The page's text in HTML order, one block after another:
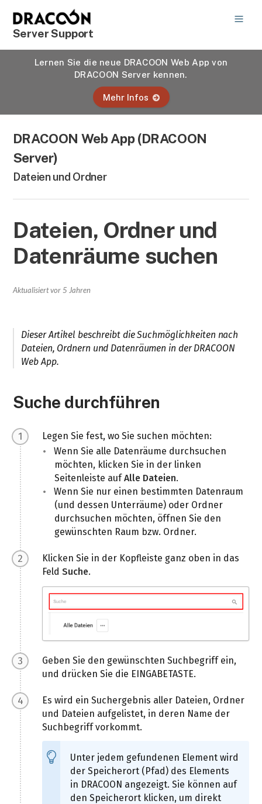
Server Support
Lernen Sie die neue DRACOON Web App von
DRACOON Server kennen.
Mehr Infos
DRACOON Web App (DRACOON
Server)
Dateien und Ordner
Dateien, Ordner und
Datenräume suchen
Aktualisiertvor 5 Jahren
Dieser Artikel beschreibt die Suchmöglichkeiten nach
Dateien, Ordnern und Datenräumen in der DRACOON
Web App.
Suche durchführen
Legen Sie fest, wo Sie suchen möchten:
Wenn Sie alle Datenräume durchsuchen
möchten, klicken Sie in der linken
Seitenleiste aufAlle Dateien.
Wenn Sie nur einen bestimmten Datenraum
(und dessen Unterräume) oder Ordner
durchsuchen möchten, öffnen Sie den
gewünschten Raum bzw. Ordner.
Klicken Sie in der Kopfleiste ganz oben in das
FeldSuche.
Geben Sie den gewünschten Suchbegriff ein,
und drücken Sie die EINGABETASTE.
Es wird ein Suchergebnis aller Dateien, Ordner
und Dateien aufgelistet, in deren Name der
Suchbegriff vorkommt.
Unter jedem gefundenen Element wird
der Speicherort (Pfad) des Elements
in DRACOON angezeigt. Sie können auf
den Speicherort klicken, um direkt